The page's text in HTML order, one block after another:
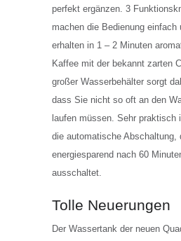
perfekt ergänzen. 3
machen die Bedienung einfach
erhalten in 1 – 2 Minuten
Kaffee mit der bekannt zarten
großer Wasserbehälter sorgt
dass Sie nicht so oft an den
laufen müssen. Sehr praktisch
die automatische Abschaltung,
energiesparend nach 60
ausschaltet.
Tolle Neuerungen
Der Wassertank der neuen